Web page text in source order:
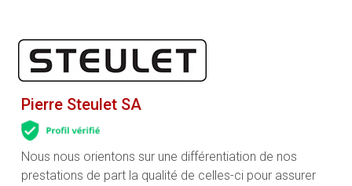
Pierre Steulet SA
Nous nous orientons sur une différentiation de nos
prestations de part la qualité de celles-ci pour assurer